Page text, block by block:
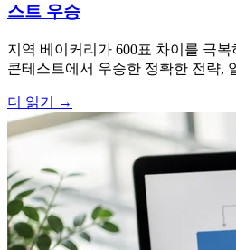
스트 우승
지역 베이커리가 600표 차이를 극복
콘테스트에서 우승한 정확한 전략,
더 읽기 →